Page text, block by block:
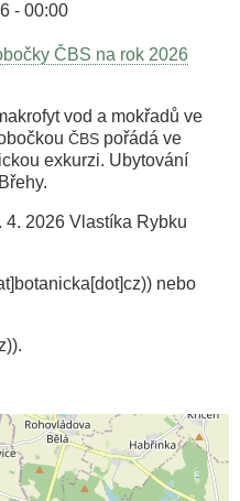
- 00:00
ČBS na rok 2026
vod a mokřadů ve
ČBS pořádá ve
exkurzi. Ubytování
2026 Vlastíka Rybku
) nebo
).